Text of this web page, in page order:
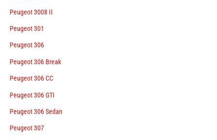
Peugeot 3008 II
Peugeot 301
Peugeot 306
Peugeot 306 Break
Peugeot 306 CC
Peugeot 306 GTI
Peugeot 306 Sedan
Peugeot 307